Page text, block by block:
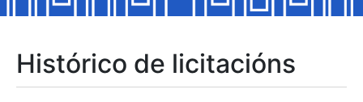
Mostrar/Ocultar
Histórico de licitacións